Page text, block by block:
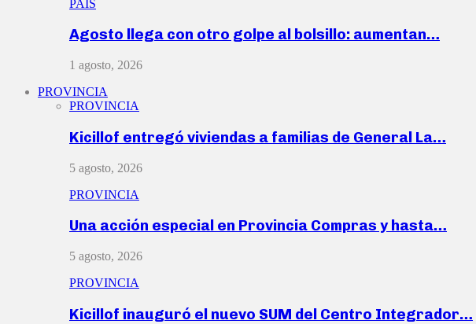
PAÍS
Agosto llega con otro golpe al bolsillo: aumentan…
1 agosto, 2026
PROVINCIA
PROVINCIA
Kicillof entregó viviendas a familias de General La…
5 agosto, 2026
PROVINCIA
Una acción especial en Provincia Compras y hasta…
5 agosto, 2026
PROVINCIA
Kicillof inauguró el nuevo SUM del Centro Integrador…